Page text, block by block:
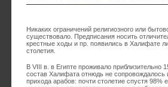
Никаких ограничений религиозного или
существовало. Предписания носить
крестные ходы и пр. появились в Халифате
столетия.
В VIII в. в Египте проживало
состав Халифата отнюдь не
прихода арабов: почти столетие спустя 98%